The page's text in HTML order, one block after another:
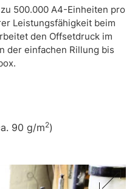
500.000 A4-Einheiten pro
Leistungsfähigkeit beim
den Offsetdruck im
der einfachen Rillung bis
90 g/m2)